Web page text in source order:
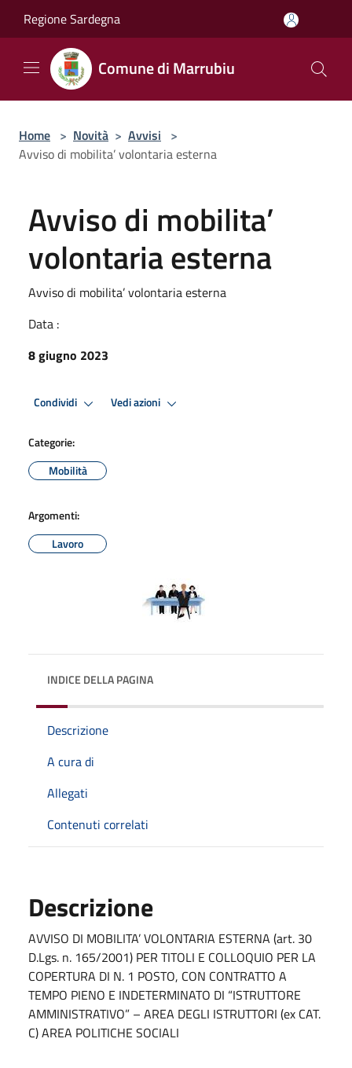
Regione Sardegna
Comune di Marrubiu
Home > Novità > Avvisi >
Avviso di mobilita’ volontaria esterna
Avviso di mobilita’
volontaria esterna
Avviso di mobilita’ volontaria esterna
Data :
8 giugno 2023
Condividi Vedi azioni
Categorie:
Mobilità
Argomenti:
Lavoro
INDICE DELLA PAGINA
Descrizione
A cura di
Allegati
Contenuti correlati
Descrizione
AVVISO DI MOBILITA’ VOLONTARIA ESTERNA (art. 30
D.Lgs. n. 165/2001) PER TITOLI E COLLOQUIO PER LA
COPERTURA DI N. 1 POSTO, CON CONTRATTO A
TEMPO PIENO E INDETERMINATO DI “ISTRUTTORE
AMMINISTRATIVO” – AREA DEGLI ISTRUTTORI (ex CAT.
C) AREA POLITICHE SOCIALI